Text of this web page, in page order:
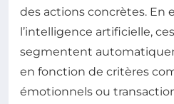
des actions concrètes. En
l’intelligence artificielle,
segmentent
en fonction de critères
émotionnels ou